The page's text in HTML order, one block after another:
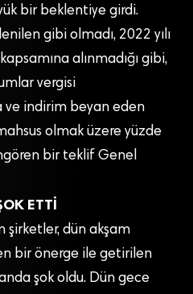
bir beklentiye girdi.
gibi olmadı, 2022 yılı
alınmadığı gibi,
vergisi
ve indirim beyan eden
olmak üzere yüzde
bir teklif Genel
ETTİ
şirketler, dün akşam
bir önerge ile getirilen
şok oldu. Dün gece